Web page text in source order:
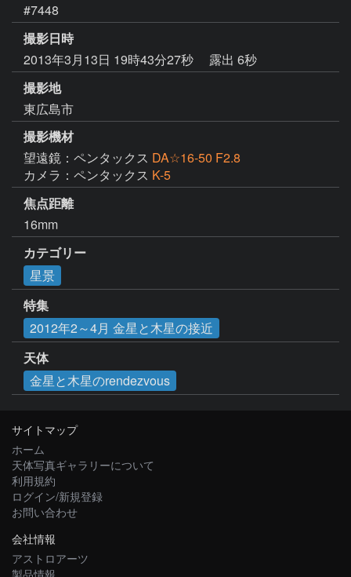
#7448
撮影日時
2013年3月13日 19時43分27秒
露出 6秒
撮影地
東広島市
撮影機材
望遠鏡：ペンタックス DA☆16-50 F2.8
カメラ：ペンタックス K-5
焦点距離
16mm
カテゴリー
星景
特集
2012年2～4月 金星と木星の接近
天体
金星と木星のrendezvous
サイトマップ
ホーム
天体写真ギャラリーについて
利用規約
ログイン/新規登録
お問い合わせ
会社情報
アストロアーツ